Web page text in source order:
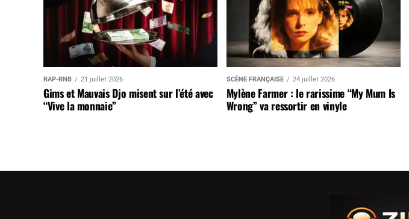
RAP-RNB 21 juillet 2026
Gims et Mauvais Djo misent sur l’été avec
“Vive la monnaie”
SCÈNE FRANÇAISE 24 juillet 2026
Mylène Farmer : le rarissime “My Mum Is
Wrong” va ressortir en vinyle